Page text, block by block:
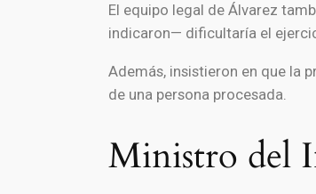
El equipo legal de Álvarez
indicaron— dificultaría el
Además, insistieron en que la
de una persona procesada.
Ministro del